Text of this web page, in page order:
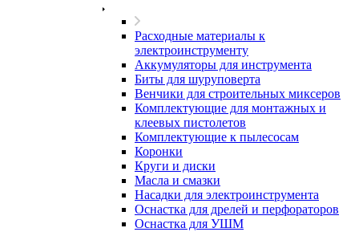
Расходные материалы к
электроинструменту
Аккумуляторы для инструмента
Биты для шуруповерта
Венчики для строительных миксеров
Комплектующие для монтажных и
клеевых пистолетов
Комплектующие к пылесосам
Коронки
Круги и диски
Масла и смазки
Насадки для электроинструмента
Оснастка для дрелей и перфораторов
Оснастка для УШМ